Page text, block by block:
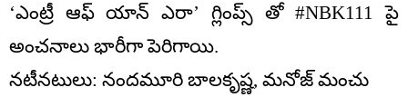
‘ఎంట్రీ ఆఫ్ యాన్ ఎరా’ గ్లింప్స్ తో #NBK111 పై
అంచనాలు భారీగా పెరిగాయి.
నటీనటులు: నందమూరి బాలకృష్ణ, మనోజ్ మంచు